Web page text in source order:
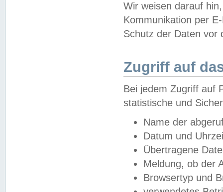
Wir weisen darauf
Kommunikation per
Schutz der Daten vor
Zugriff auf
Bei jedem Zugriff auf
statistische und
Name der
Datum und
Übertragene
Meldung, ob der
Browsertyp und